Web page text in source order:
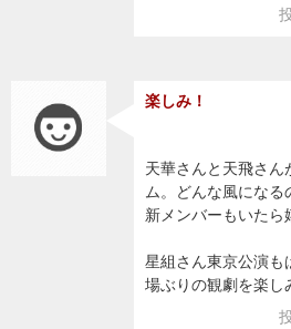
楽しみ！
天華さんと天飛さん
ム。どんな風になる
新メンバーもいたら
星組さん東京公演も
場ぶりの観劇を楽し